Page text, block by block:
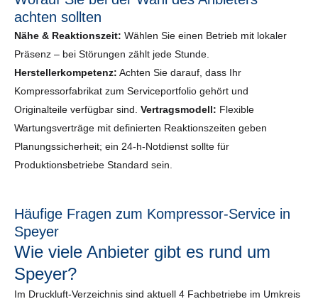
achten sollten
Nähe & Reaktionszeit: Wählen Sie einen Betrieb mit lokaler
Präsenz – bei Störungen zählt jede Stunde.
Herstellerkompetenz: Achten Sie darauf, dass Ihr
Kompressorfabrikat zum Serviceportfolio gehört und
Originalteile verfügbar sind. Vertragsmodell: Flexible
Wartungsverträge mit definierten Reaktionszeiten geben
Planungssicherheit; ein 24-h-Notdienst sollte für
Produktionsbetriebe Standard sein.
Häufige Fragen zum Kompressor-Service in
Speyer
Wie viele Anbieter gibt es rund um
Speyer?
Im Druckluft-Verzeichnis sind aktuell 4 Fachbetriebe im Umkreis